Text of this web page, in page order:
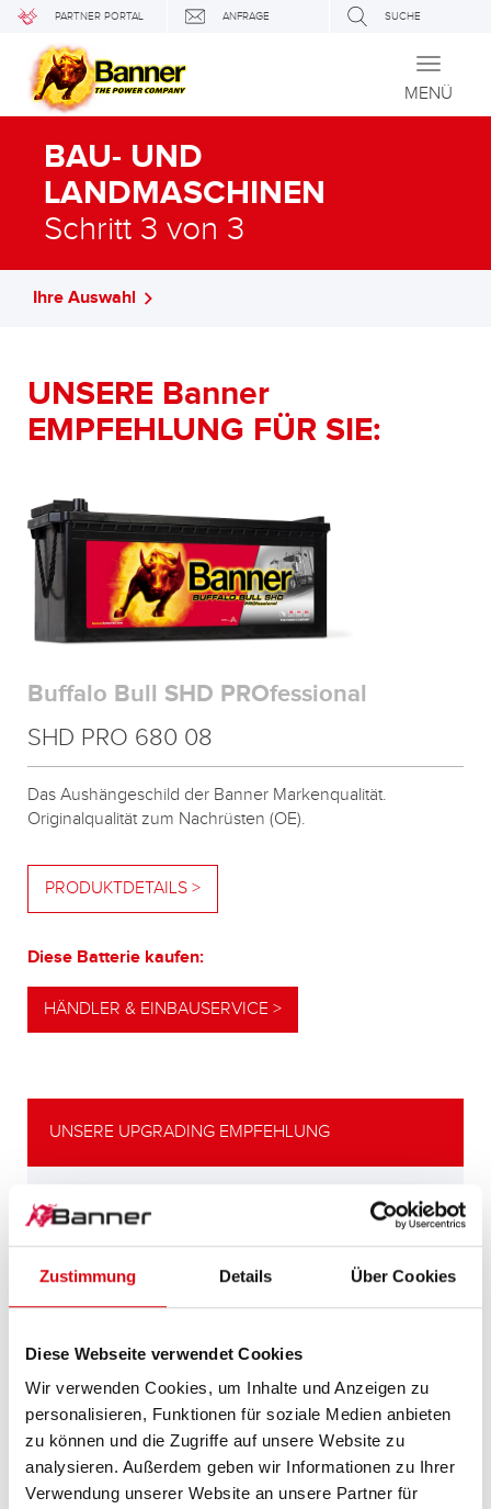
Zustimmung Details Über Cookies
Diese Webseite verwendet Cookies
Wir verwenden Cookies, um Inhalte und Anzeigen zu
personalisieren, Funktionen für soziale Medien anbieten
zu können und die Zugriffe auf unsere Website zu
analysieren. Außerdem geben wir Informationen zu Ihrer
Verwendung unserer Website an unsere Partner für
PARTNER PORTAL ANFRAGE SUCHE
Toggle
MENÜ
BAU- UND
LANDMASCHINEN
Schritt 3 von 3
Ihre Auswahl
UNSERE Banner
EMPFEHLUNG FÜR SIE:
Buffalo Bull SHD PROfessional
SHD PRO 680 08
Das Aushängeschild der Banner Markenqualität.
Originalqualität zum Nachrüsten (OE).
PRODUKTDETAILS >
Diese Batterie kaufen:
HÄNDLER & EINBAUSERVICE >
LEISTUNGSSTARKE
ALTERNATIVE
Energiebedarf bzw. höheren
PRODUKTDETAILS >
UNSERE UPGRADING EMPFEHLUNG